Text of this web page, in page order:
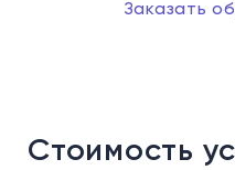
Заказать
Стоимость